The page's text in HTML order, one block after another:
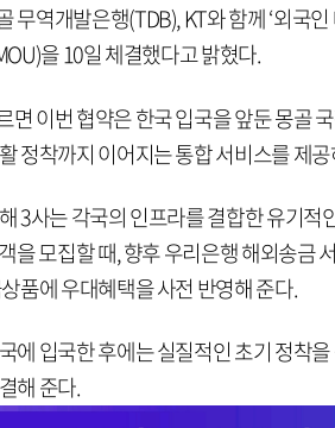
무역개발은행(TDB), KT와 함께 ‘외국
을 10일 체결했다고 밝혔다.
면 이번 협약은 한국 입국을 앞둔 몽골
정착까지 이어지는 통합 서비스를 제
3사는 각국의 인프라를 결합한 유기
을 모집할 때, 향후 우리은행 해외송금
품에 우대혜택을 사전 반영해 준다.
에 입국한 후에는 실질적인 초기 정착
해 준다.